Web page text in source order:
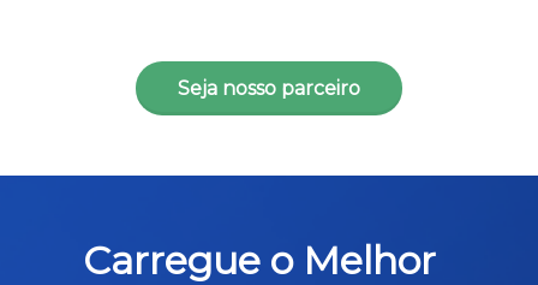
Seja nosso parceiro
Carregue o Melhor